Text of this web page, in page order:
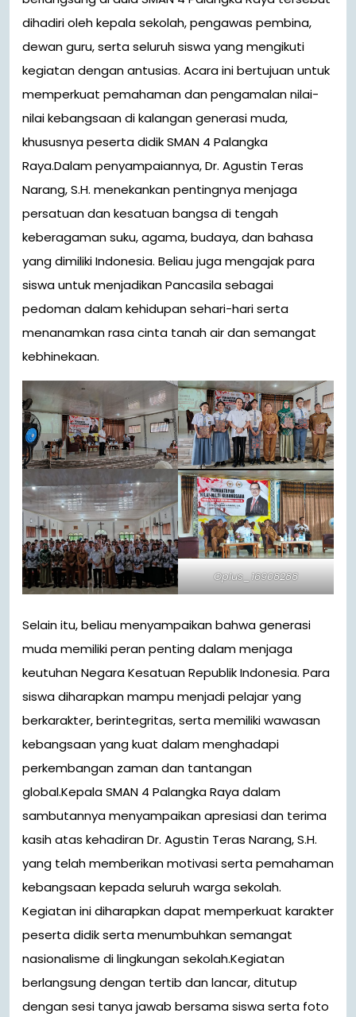
dihadiri oleh kepala sekolah, pengawas pembina,
dewan guru, serta seluruh siswa yang mengikuti
kegiatan dengan antusias. Acara ini bertujuan untuk
memperkuat pemahaman dan pengamalan nilai-
nilai kebangsaan di kalangan generasi muda,
khususnya peserta didik SMAN 4 Palangka
Raya.Dalam penyampaiannya, Dr. Agustin Teras
Narang, S.H. menekankan pentingnya menjaga
persatuan dan kesatuan bangsa di tengah
keberagaman suku, agama, budaya, dan bahasa
yang dimiliki Indonesia. Beliau juga mengajak para
siswa untuk menjadikan Pancasila sebagai
pedoman dalam kehidupan sehari-hari serta
menanamkan rasa cinta tanah air dan semangat
kebhinekaan.
Oplus_16908288
Selain itu, beliau menyampaikan bahwa generasi
muda memiliki peran penting dalam menjaga
keutuhan Negara Kesatuan Republik Indonesia. Para
siswa diharapkan mampu menjadi pelajar yang
berkarakter, berintegritas, serta memiliki wawasan
kebangsaan yang kuat dalam menghadapi
perkembangan zaman dan tantangan
global.Kepala SMAN 4 Palangka Raya dalam
sambutannya menyampaikan apresiasi dan terima
kasih atas kehadiran Dr. Agustin Teras Narang, S.H.
yang telah memberikan motivasi serta pemahaman
kebangsaan kepada seluruh warga sekolah.
Kegiatan ini diharapkan dapat memperkuat karakter
peserta didik serta menumbuhkan semangat
nasionalisme di lingkungan sekolah.Kegiatan
berlangsung dengan tertib dan lancar, ditutup
dengan sesi tanya jawab bersama siswa serta foto